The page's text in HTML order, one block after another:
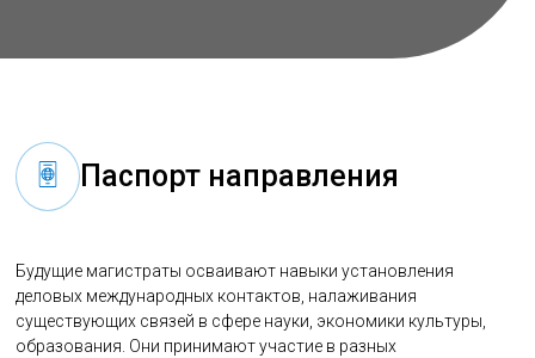
Паспорт направления
Будущие магистраты осваивают навыки установления
деловых международных контактов, налаживания
существующих связей в сфере науки, экономики культуры,
образования. Они принимают участие в разных